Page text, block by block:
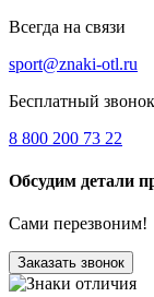
Всегда на связи
sport@znaki-otl.ru
Бесплатный
8 800 200 73 22
Обсудим детали
Сами перезвоним!
Заказать звонок